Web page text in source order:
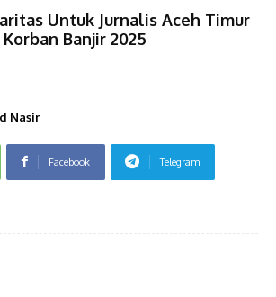
Untuk Jurnalis Aceh Timur
Korban Banjir 2025
Nasir
Facebook Telegram